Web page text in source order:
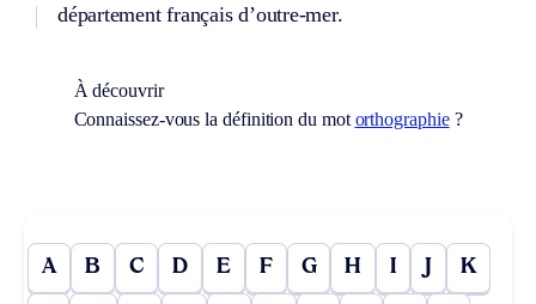
département français d’outre-mer.
À découvrir
Connaissez-vous la définition du mot orthographie?
A B C D E F G H I J K